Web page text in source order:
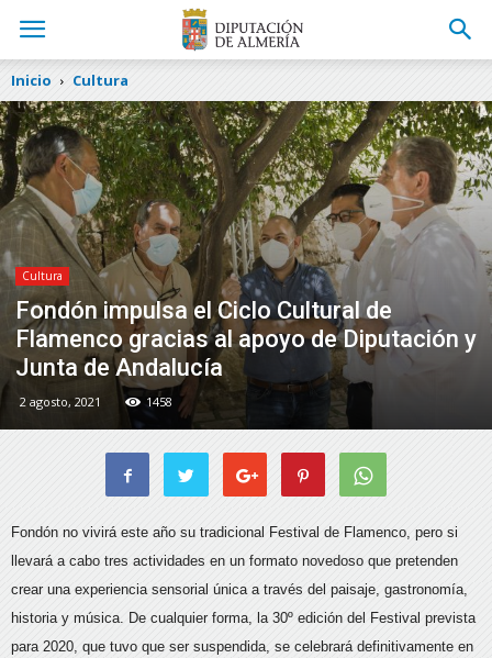
Inicio Cultura
Cultura
Fondón impulsa el Ciclo Cultural de
Flamenco gracias al apoyo de Diputación y
Junta de Andalucía
2 agosto, 2021 1458
Fondón no vivirá este año su tradicional Festival de Flamenco, pero si
llevará a cabo tres actividades en un formato novedoso que pretenden
crear una experiencia sensorial única a través del paisaje, gastronomía,
historia y música. De cualquier forma, la 30º edición del Festival prevista
para 2020, que tuvo que ser suspendida, se celebrará definitivamente en